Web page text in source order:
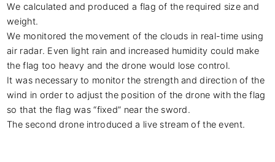
We calculated and produced a flag of the required size and
weight.
We monitored the movement of the clouds in real-time using
air radar. Even light rain and increased humidity could make
the flag too heavy and the drone would lose control.
It was necessary to monitor the strength and direction of the
wind in order to adjust the position of the drone with the flag
so that the flag was “fixed” near the sword.
The second drone introduced a live stream of the event.